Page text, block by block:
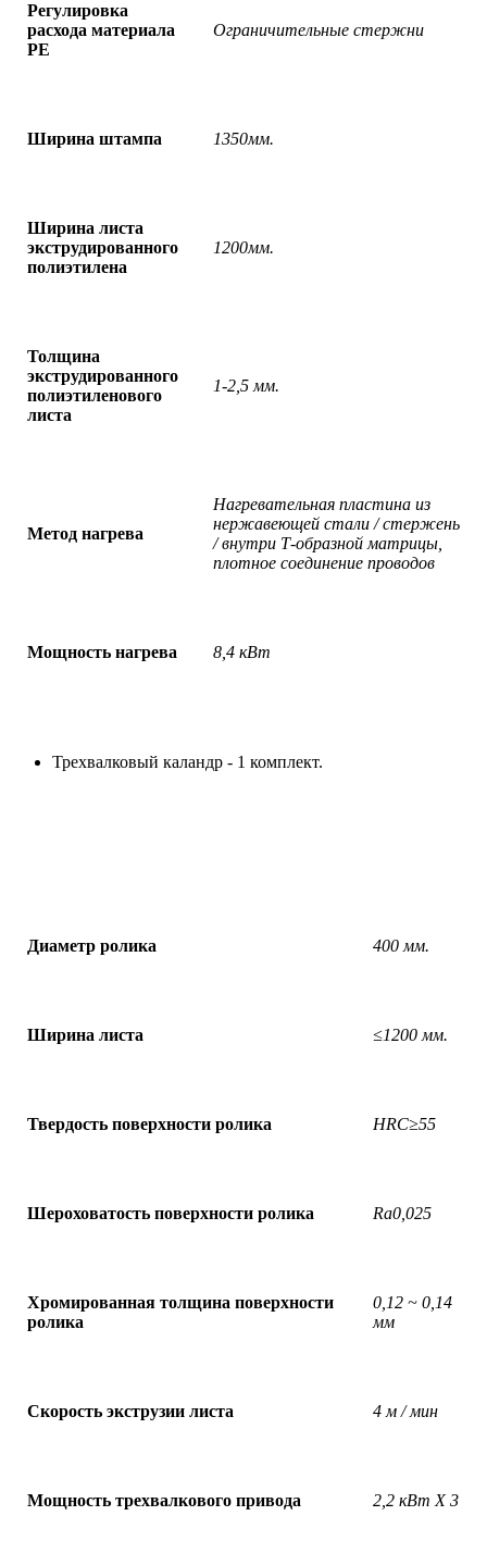
Регулировка
расхода материала
PE
Ограничительные стержни
Ширина штампа 1350мм.
Ширина листа
экструдированного
полиэтилена
1200мм.
Толщина
экструдированного
полиэтиленового
листа
1-2,5 мм.
Метод нагрева
Нагревательная пластина из
нержавеющей стали / стержень
/ внутри Т-образной матрицы,
плотное соединение проводов
Мощность нагрева 8,4 кВт
Трехвалковый каландр - 1 комплект.
Диаметр ролика 400 мм.
Ширина листа ≤1200 мм.
Твердость поверхности ролика HRC≥55
Шероховатость поверхности ролика Ra0 025
Хромированная толщина поверхности
ролика
0,12 ~ 0,14
мм
Скорость экструзии листа 4 м / мин
Мощность трехвалкового привода 2,2 кВт X 3